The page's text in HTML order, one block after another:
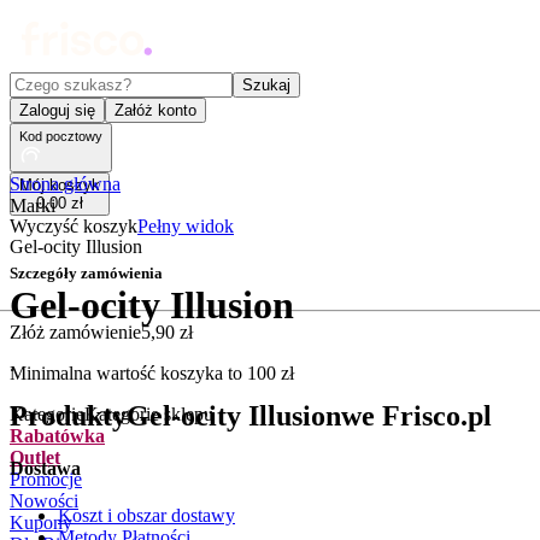
Czego szukasz?
Szukaj
Zaloguj się
Załóż konto
Kod pocztowy
Mój koszyk
0,00 zł
Wyczyść koszykPełny widok
Szczegóły zamówienia
Złóż zamówienie5,90 zł
Minimalna wartość koszyka to 100 zł
KategorieKategorie sklepu
Rabatówka
Outlet
Promocje
Nowości
Kupony
Strona główna
Marki
Gel-ocity Illusion
Gel-ocity Illusion
.
ProduktyGel-ocity Illusionwe Frisco.pl
Dostawa
Koszt i obszar dostawy